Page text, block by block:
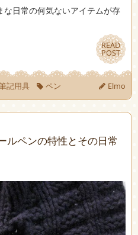
日常の何気ないアイテムが存
READ
POST
READ
POST
記用具 ペン Elmo
ルペンの特性とその日常